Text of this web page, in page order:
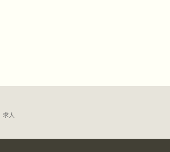
求人